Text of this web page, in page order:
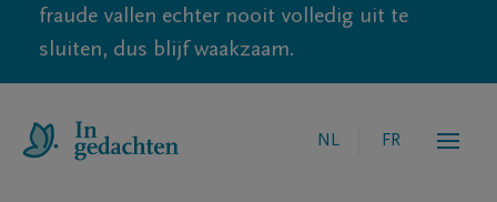
fraude vallen echter nooit volledig uit te
sluiten, dus blijf waakzaam.
NL FR